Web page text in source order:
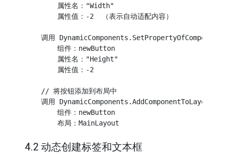
        属性名："Width"
        属性值：-2  （表示自动适配内容）
    调用 DynamicComponents.SetPropertyOfComponent
        组件：newButton
        属性名："Height"
        属性值：-2
    // 将按钮添加到布局中
    调用 DynamicComponents.AddComponentToLayout
        组件：newButton
4.2 动态创建标签和文本框